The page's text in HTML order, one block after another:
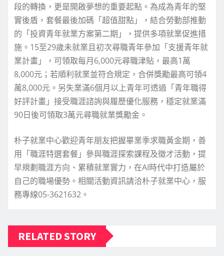
段的轉換，更是開啟夢想的重要起點。為成為青年的堅
實後盾，套餐最後加碼「超值甜點」，結合勞動部推動
的「投資青年就業方案第二期」，提供多項就業促進措
施。15至29歲未就業且初次尋職青年參加「支援青年就
業計畫」，可領取每月6,000元尋職津貼，最高1萬
8,000元；若順利就業並符合規定，合併獎勵最高可領4
萬8,000元。另失業滿6個月以上青年可透過「青年職得
好評計畫」接受職涯諮詢與履歷優化服務，穩定就業滿
90日後可領取3萬元尋職就業獎勵金。
朴子就業中心歡迎青年朋友把握畢業季求職黃金期，善
用「職涯特選套餐」參與職涯探索課程及徵才活動，提
早規劃職涯方向、累積就業實力，在AI時代中打造屬於
自己的職場優勢。相關活動資訊請洽朴子就業中心，服
務專線05-3621632。
RELATED STORY